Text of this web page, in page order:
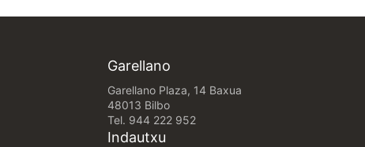
Garellano
Garellano Plaza, 14 Baxua
48013 Bilbo
Tel. 944 222 952
Indautxu